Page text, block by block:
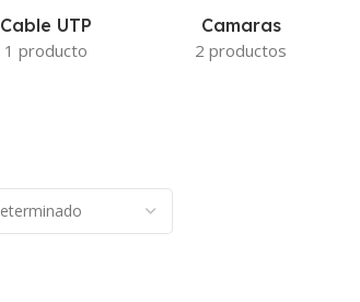
Cable UTP
1 producto
Camaras
2 productos